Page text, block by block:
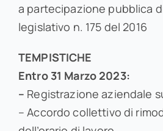
a partecipazione pubblica
legislativo n. 175 del 2016
TEMPISTICHE
Entro 31 Marzo 2023:
– Registrazione aziendale
– Accordo collettivo di